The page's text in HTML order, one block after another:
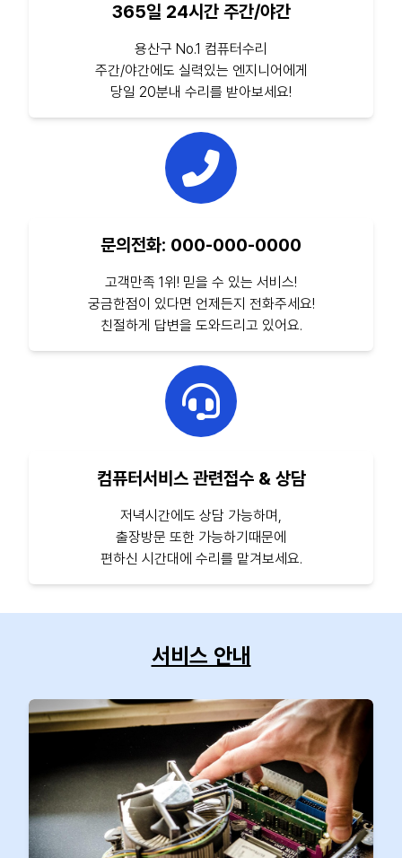
365일 24시간 주간/야간
용산구 No.1 컴퓨터수리
주간/야간에도 실력있는 엔지니어에게
당일 20분내 수리를 받아보세요!
문의전화: 000-000-0000
고객만족 1위! 믿을 수 있는 서비스!
궁금한점이 있다면 언제든지 전화주세요!
친절하게 답변을 도와드리고 있어요.
컴퓨터서비스 관련접수 & 상담
저녁시간에도 상담 가능하며,
출장방문 또한 가능하기때문에
편하신 시간대에 수리를 맡겨보세요.
서비스 안내